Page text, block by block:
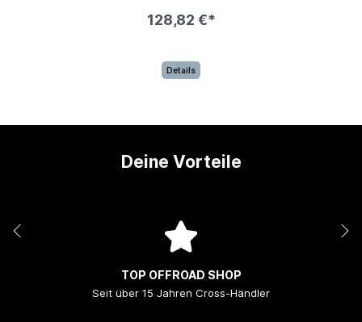
128,82 €*
Details
Deine Vorteile
TOP OFFROAD SHOP
Seit über 15 Jahren Cross-Händler